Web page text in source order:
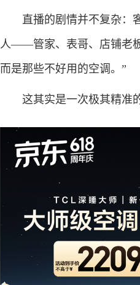
直播的剧情并不复杂：客
人——管家、表哥、店铺老
而是那些不好用的空调。”
这其实是一次极其精准